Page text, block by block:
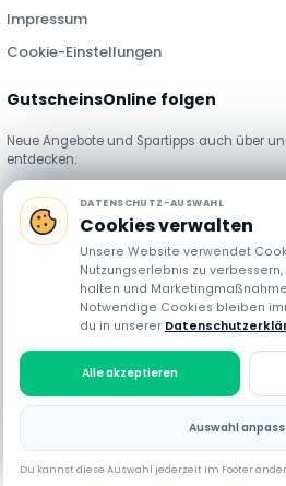
Impressum
Cookie-Einstellungen
GutscheinsOnline folgen
Neue Angebote und Spartipps auch über
entdecken.
GutscheinsOnline stellt Gutscheincodes,
verschiedener Händler bereit. Preise,
sich jederzeit ändern. Einige Links sind
erhalten wir möglicherweise eine Provision,
entstehen.
© 2026 GutscheinsOnline. Alle Rechte
DATENSCHUTZ-AUSWAHL
Cookies verwalten
Unsere Website verwendet
Nutzungserlebnis zu
halten und
Notwendige Cookies bleiben
du in unserer
Alle akzeptieren
Auswahl
Du kannst diese Auswahl jederzeit im Footer